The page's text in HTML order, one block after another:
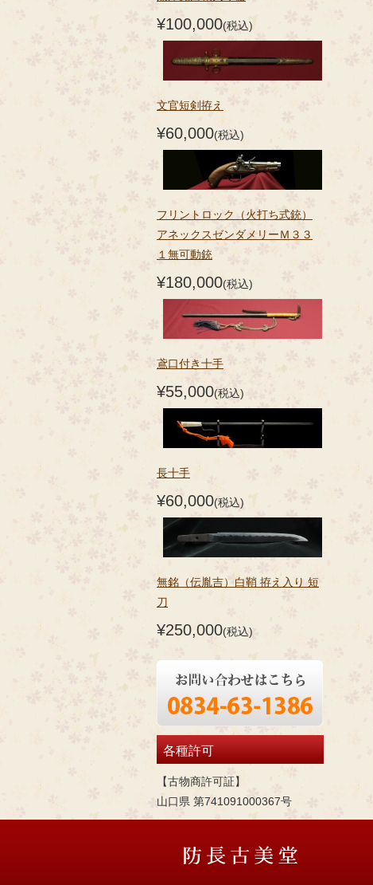
¥100,000(税込)
文官短剣拵え
¥60,000(税込)
フリントロック（火打ち式銃）
アネックスゼンダメリーＭ３３
１無可動銃
¥180,000(税込)
鳶口付き十手
¥55,000(税込)
長十手
¥60,000(税込)
無銘（伝胤吉）白鞘 拵え入り 短
刀
¥250,000(税込)
各種許可
【古物商許可証】
山口県 第741091000367号